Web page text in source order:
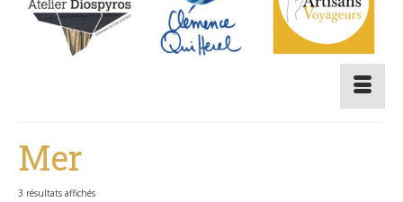
Mer
3 résultats affichésTrié